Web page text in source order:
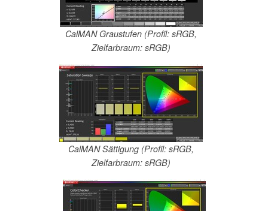
CalMAN Graustufen (Profil: sRGB,
Zielfarbraum: sRGB)
CalMAN Sättigung (Profil: sRGB,
Zielfarbraum: sRGB)